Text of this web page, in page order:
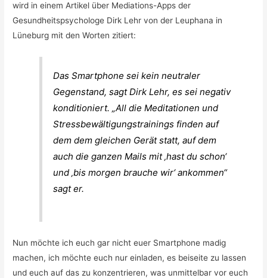
wird in einem Artikel über Mediations-Apps der
Gesundheitspsychologe Dirk Lehr von der Leuphana in
Lüneburg mit den Worten zitiert:
Das Smartphone sei kein neutraler
Gegenstand, sagt Dirk Lehr, es sei negativ
konditioniert. „All die Meditationen und
Stressbewältigungstrainings finden auf
dem dem gleichen Gerät statt, auf dem
auch die ganzen Mails mit ‚hast du schon‘
und ‚bis morgen brauche wir‘ ankommen“
sagt er.
Nun möchte ich euch gar nicht euer Smartphone madig
machen, ich möchte euch nur einladen, es beiseite zu lassen
und euch auf das zu konzentrieren, was unmittelbar vor euch